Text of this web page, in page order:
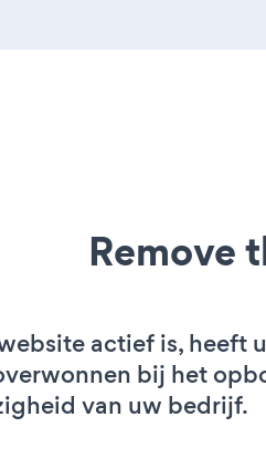
Remove
actief is, heeft
bij het
van uw bedrijf.